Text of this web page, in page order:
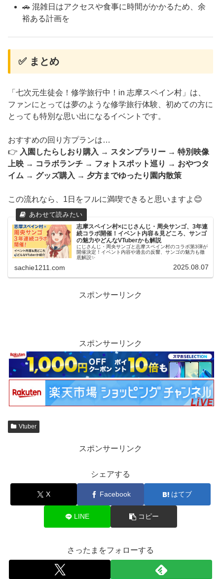
🚗 混雑日はアクセスや食事に時間がかかるため、余
裕ある計画を
✅ まとめ
「七次元生徒会！修学旅行中！in 志摩スペイン村」は、
ファンにとっては夢のような修学旅行体験、初めての方に
とっても特別な思い出になるイベントです。
おすすめの回り方プランは…
👉 入園したらしおり購入 → スタンプラリー → 特別映像
上映 → コラボランチ → フォトスポット巡り → おやつタ
イム → グッズ購入 → 夕方までゆったり園内散策
この流れなら、1日をフルに満喫できると思いますよ😊
志摩スペイン村×にじさんじ・周央サンゴ、3年連
続コラボ開催！イベント内容＆見どころ、サンゴ
の魅力やどんなVTuberかも解説
にじさんじ・周央サンゴと志摩スペイン村のコラボ第3弾が
開催決定！イベント内容や過去の反響、サンゴの魅力も徹
底解説✨
sachie1211.com 2025.08.07
スポンサーリンク
スポンサーリンク
Vtuber
スポンサーリンク
シェアする
X Facebook はてブ
LINE コピー
さったまをフォローする